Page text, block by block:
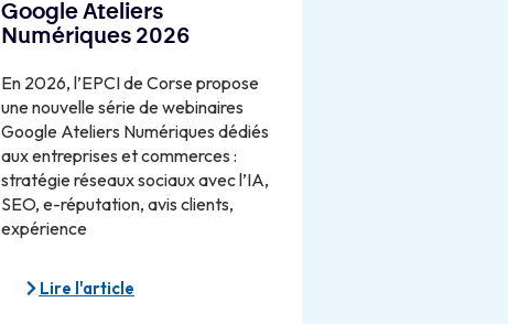
Google Ateliers
Numériques 2026
En 2026, l’EPCI de Corse propose
une nouvelle série de webinaires
Google Ateliers Numériques dédiés
aux entreprises et commerces :
stratégie réseaux sociaux avec l’IA,
SEO, e-réputation, avis clients,
expérience
Lire l'article